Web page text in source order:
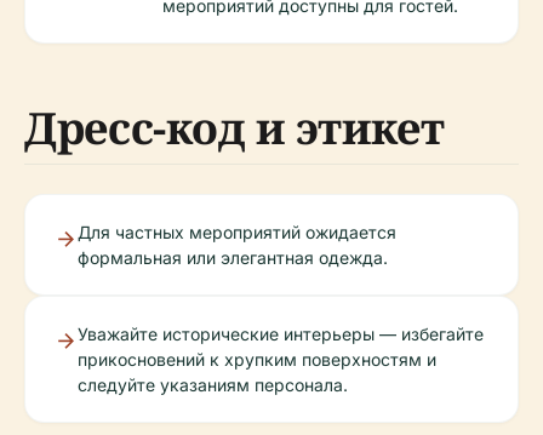
мероприятий доступны для гостей.
Дресс-код и этикет
Для частных мероприятий ожидается
формальная или элегантная одежда.
Уважайте исторические интерьеры — избегайте
прикосновений к хрупким поверхностям и
следуйте указаниям персонала.